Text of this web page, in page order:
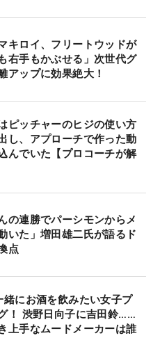
キロイ、フリートウッドが
手もかぶせる」次世代グ
アップに効果絶大！
ピッチャーのヒジの使い方
し、アプローチで作った動
んでいた【プロコーチが解
の連勝でパーシモンからメ
いた」増田雄二氏が語るド
点
緒にお酒を飲みたい女子プ
！ 渋野日向子に吉田鈴……
上手なムードメーカーは誰